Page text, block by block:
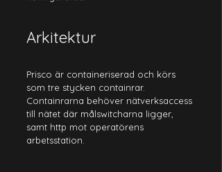
Arkitektur
Prisco är containeriserad och körs
som tre stycken containrar.
Containrarna behöver nätverksaccess
till nätet där målswitcharna ligger,
samt http mot operatörens
arbetsstation.